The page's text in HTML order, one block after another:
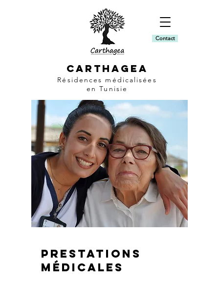
CARTHAGEA
Résidences médicalisées
en Tunisie
Contact
PRESTATIONS
Médicales